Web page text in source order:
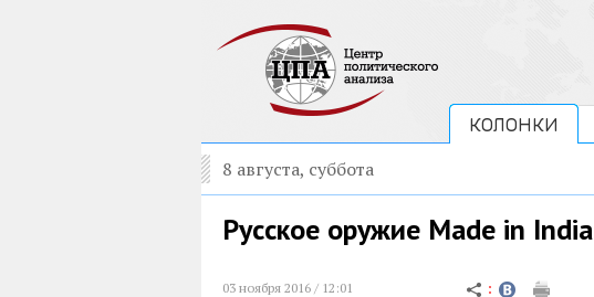
КОЛОНКИ
8 августа, суббота
Русское оружие Made in India
03 ноября 2016 / 12:01